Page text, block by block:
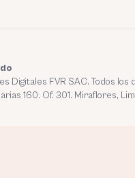
Digitales FVR SAC. Todos
160. Of. 301. Miraflores,